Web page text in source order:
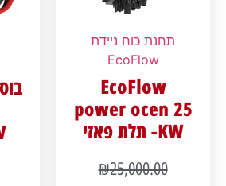
תחנת כוח ניידת
EcoFlow
EcoFlow
power ocen 25
KW- תלת פאזי
₪25,000.00